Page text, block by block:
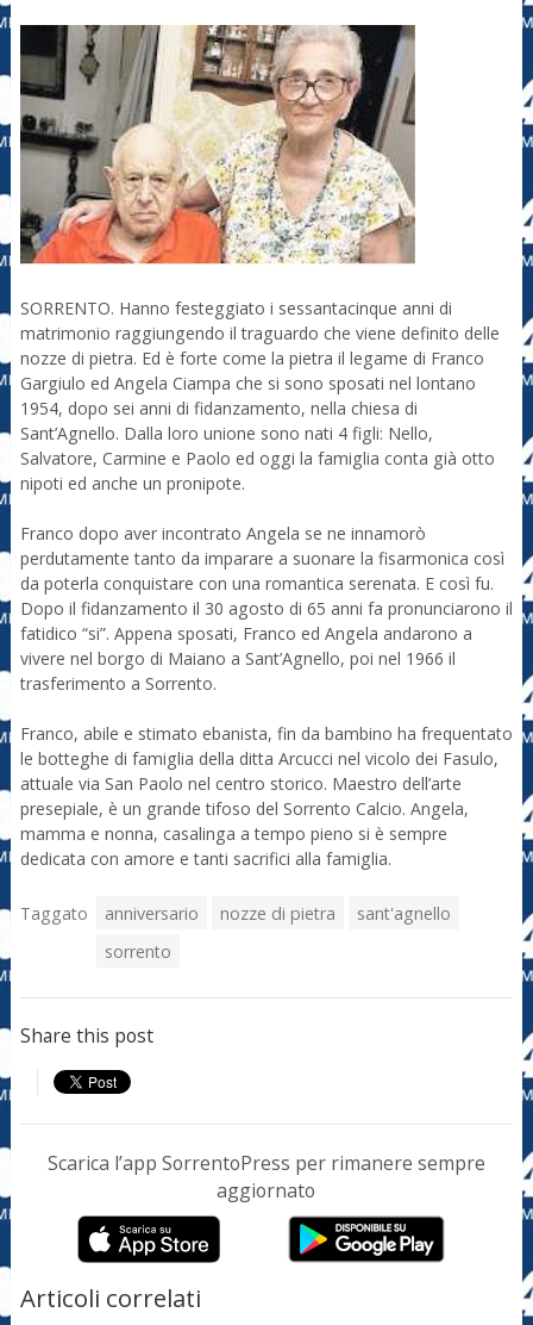
SORRENTO. Hanno festeggiato i sessantacinque anni di
matrimonio raggiungendo il traguardo che viene definito delle
nozze di pietra. Ed è forte come la pietra il legame di Franco
Gargiulo ed Angela Ciampa che si sono sposati nel lontano
1954, dopo sei anni di fidanzamento, nella chiesa di
Sant’Agnello. Dalla loro unione sono nati 4 figli: Nello,
Salvatore, Carmine e Paolo ed oggi la famiglia conta già otto
nipoti ed anche un pronipote.
Franco dopo aver incontrato Angela se ne innamorò
perdutamente tanto da imparare a suonare la fisarmonica così
da poterla conquistare con una romantica serenata. E così fu.
Dopo il fidanzamento il 30 agosto di 65 anni fa pronunciarono il
fatidico “si”. Appena sposati, Franco ed Angela andarono a
vivere nel borgo di Maiano a Sant’Agnello, poi nel 1966 il
trasferimento a Sorrento.
Franco, abile e stimato ebanista, fin da bambino ha frequentato
le botteghe di famiglia della ditta Arcucci nel vicolo dei Fasulo,
attuale via San Paolo nel centro storico. Maestro dell’arte
presepiale, è un grande tifoso del Sorrento Calcio. Angela,
mamma e nonna, casalinga a tempo pieno si è sempre
dedicata con amore e tanti sacrifici alla famiglia.
Taggato anniversario nozze di pietra
sant'agnello
sorrento
Share this post
Scarica l’app SorrentoPress per rimanere sempre
aggiornato
Articoli correlati